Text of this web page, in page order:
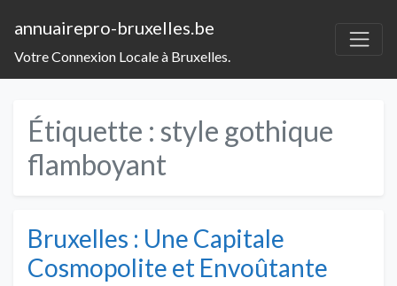
annuairepro-bruxelles.be
Votre Connexion Locale à Bruxelles.
Étiquette : style gothique
flamboyant
Bruxelles : Une Capitale
Cosmopolite et Envoûtante